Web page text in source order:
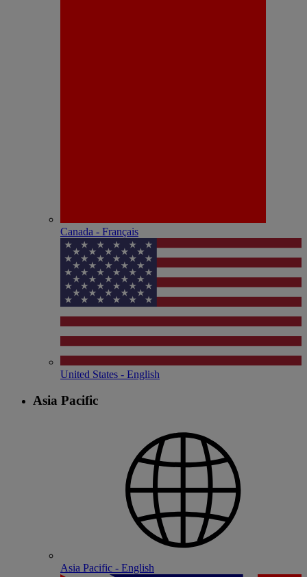
Canada - Français
United States - English
Asia Pacific
Asia Pacific - English